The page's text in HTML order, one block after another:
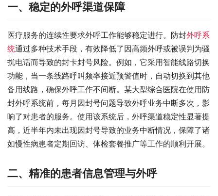
一、稳定的外呼渠道保障
医疗服务的连续性要求外呼工作能够稳定进行。防封外呼系
统通过多种技术手段，有效降低了因高频外呼或被误判为骚
扰电话而导致的封卡封号风险。例如，它采用智能线路切换
功能，当一条线路呼叫频率接近预警值时，自动切换到其他
备用线路，确保外呼工作不间断。某大型综合医院在使用防
封外呼系统前，每月因封号问题导致外呼业务中断多次，影
响了对患者的服务。使用该系统后，外呼渠道稳定性显著提
高，近半年内未出现因封号导致的业务中断情况，保障了诸
如慢性病患者定期回访、体检套餐推广等工作的顺利开展。
二、精准的患者信息管理与外呼